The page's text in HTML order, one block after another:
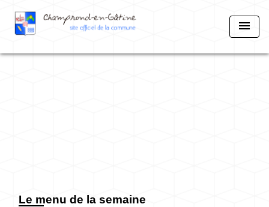
menu
Le menu de la semaine